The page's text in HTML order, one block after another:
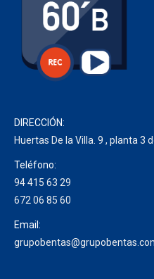
DIRECCIÓN:
Huertas De la Villa. 9 , planta 3
Teléfono:
94 415 63 29
672 06 85 60
Email: